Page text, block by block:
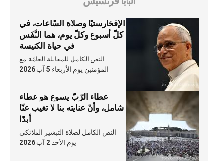
الإفخارستيّا وصلاة السّاعات، في
كلّ أسبوع وكلّ يوم، هما النَّفَس
في حياة الكنيسة
النص الكامل للمقابلة العامّة مع
المؤمنين يوم الأربعاء 5 آب 2026
عطاء الرّبّ يسوع هو عطاء
شامل، وأنّ عنايته بنا لا تغيب عنّا
أبدًا
النص الكامل لصلاة التبشير الملائكي
يوم الأحد 2 آب 2026